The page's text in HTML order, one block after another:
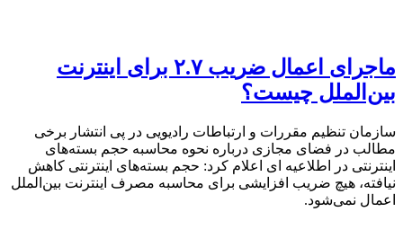
ماجرای اعمال ضریب ۲.۷ برای اینترنت
بین‌الملل چیست؟
سازمان تنظیم مقررات و ارتباطات رادیویی در پی انتشار برخی
مطالب در فضای مجازی درباره نحوه محاسبه حجم بسته‌های
اینترنتی در اطلاعیه ای اعلام کرد: حجم بسته‌های اینترنتی کاهش
نیافته، هیچ ضریب افزایشی برای محاسبه مصرف اینترنت بین‌الملل
اعمال نمی‌شود.